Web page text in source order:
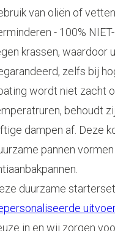
van oliën of
- 100%
krassen, waardoor
zelfs bij
wordt niet zacht
behoudt
dampen af. Deze
pannen
duurzame
in en wij zorgen